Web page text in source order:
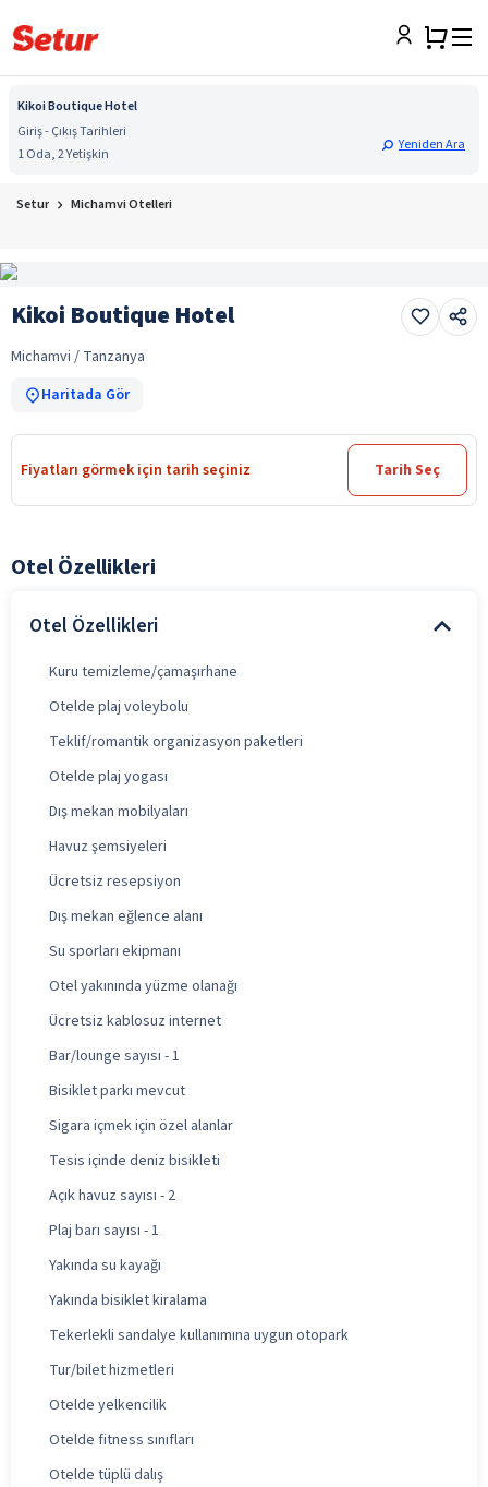
Kikoi Boutique Hotel
Giriş - Çıkış Tarihleri
1 Oda, 2 Yetişkin
Yeniden Ara
Setur Michamvi Otelleri
Kikoi Boutique Hotel
Michamvi / Tanzanya
Haritada Gör
Fiyatları görmek için tarih seçiniz Tarih Seç
Otel Özellikleri
Otel Özellikleri
Kuru temizleme/çamaşırhane
Otelde plaj voleybolu
Teklif/romantik organizasyon paketleri
Otelde plaj yogası
Dış mekan mobilyaları
Havuz şemsiyeleri
Ücretsiz resepsiyon
Dış mekan eğlence alanı
Su sporları ekipmanı
Otel yakınında yüzme olanağı
Ücretsiz kablosuz internet
Bar/lounge sayısı - 1
Bisiklet parkı mevcut
Sigara içmek için özel alanlar
Tesis içinde deniz bisikleti
Açık havuz sayısı - 2
Plaj barı sayısı - 1
Yakında su kayağı
Yakında bisiklet kiralama
Tekerlekli sandalye kullanımına uygun otopark
Tur/bilet hizmetleri
Otelde yelkencilik
Otelde fitness sınıfları
Otelde tüplü dalış